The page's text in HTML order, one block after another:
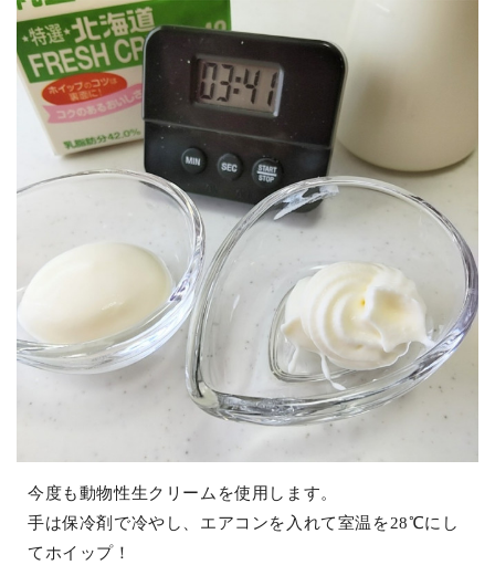
今度も動物性生クリームを使用します。
手は保冷剤で冷やし、エアコンを入れて室温を28℃にし
てホイップ！